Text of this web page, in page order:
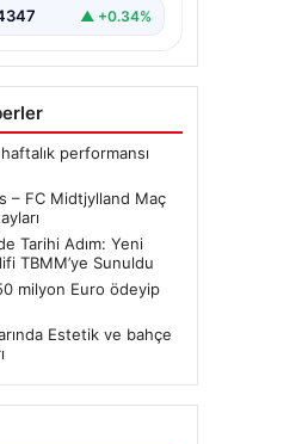
▲ +0.34%
haftalık performansı
– FC Midtjylland Maç
Tarihi Adım: Yeni
TBMM’ye Sunuldu
milyon Euro ödeyip
Estetik ve bahçe